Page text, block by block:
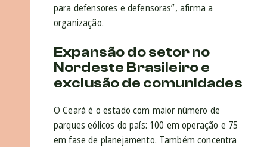
para defensores e defensoras”, afirma a
organização.
Expansão do setor no
Nordeste Brasileiro e
exclusão de comunidades
O Ceará é o estado com maior número de
parques eólicos do país: 100 em operação e 75
em fase de planejamento. Também concentra